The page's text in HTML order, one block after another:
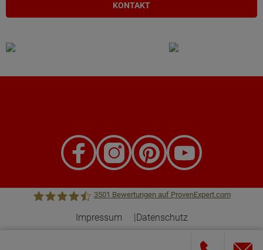
KONTAKT
3501 Bewertungen auf ProvenExpert.com
Impressum Datenschutz